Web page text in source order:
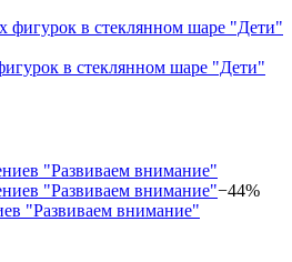
в стеклянном шаре "Дети"
−44%
"Развиваем внимание"